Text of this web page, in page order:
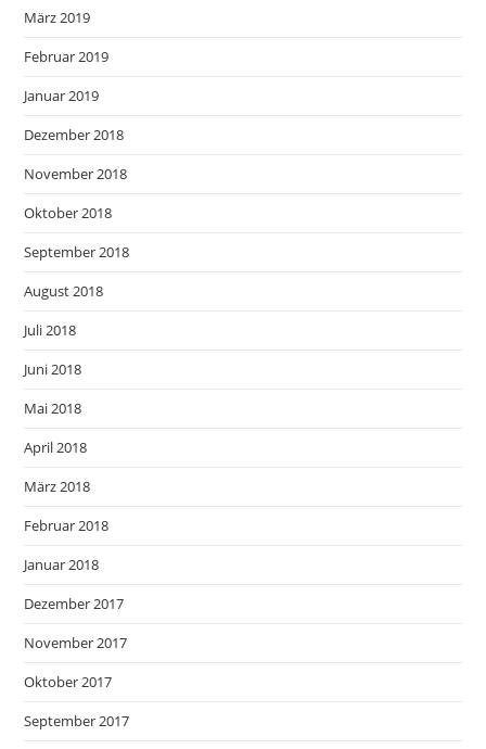
März 2019
Februar 2019
Januar 2019
Dezember 2018
November 2018
Oktober 2018
September 2018
August 2018
Juli 2018
Juni 2018
Mai 2018
April 2018
März 2018
Februar 2018
Januar 2018
Dezember 2017
November 2017
Oktober 2017
September 2017